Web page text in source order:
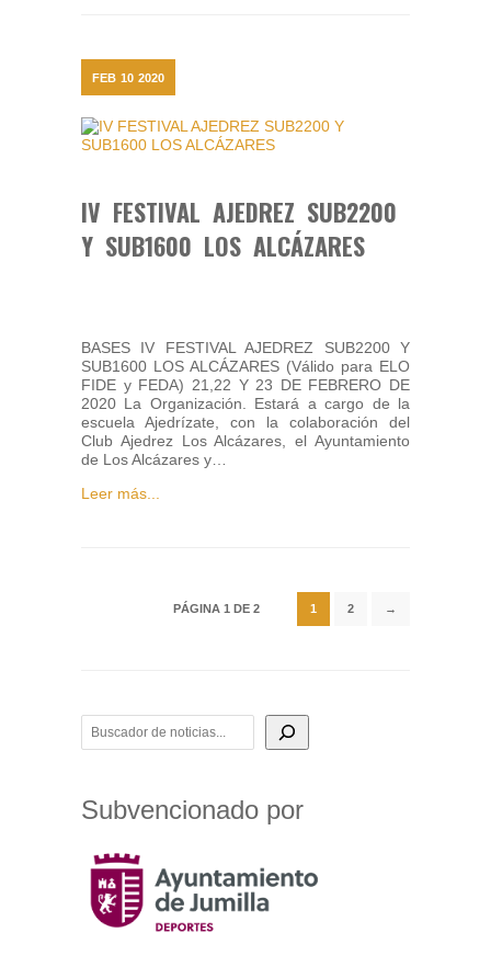
FEB 10 2020
IV FESTIVAL AJEDREZ SUB2200
Y SUB1600 LOS ALCÁZARES
BASES IV FESTIVAL AJEDREZ SUB2200 Y
SUB1600 LOS ALCÁZARES (Válido para ELO
FIDE y FEDA) 21,22 Y 23 DE FEBRERO DE
2020 La Organización. Estará a cargo de la
escuela Ajedrízate, con la colaboración del
Club Ajedrez Los Alcázares, el Ayuntamiento
de Los Alcázares y…
Leer más...
PÁGINA 1 DE 2 1 2 →
BUSCADOR DE NOTICIAS
Subvencionado por